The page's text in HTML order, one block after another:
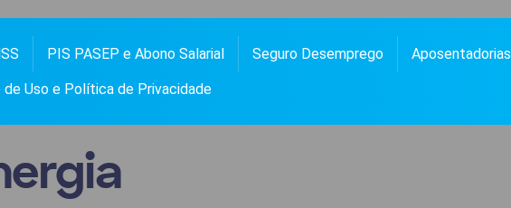
ABONO SALARIAL, FGTS, SEGURO DESEMPREGO, BOLSA FAMÍLIA, NOTÍCIAS E MUITO MAIS.
PIS PASEP e Abono Salarial Seguro Desemprego Aposentadorias
de Uso e Política de Privacidade